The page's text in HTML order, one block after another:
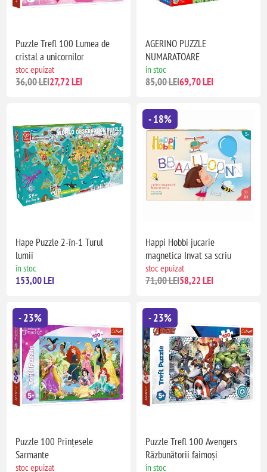
Puzzle Trefl 100 Lumea de
cristal a unicornilor
stoc epuizat
36,00 LEI27,72 LEI
AGERINO PUZZLE
NUMARATOARE
în stoc
85,00 LEI69,70 LEI
Hape Puzzle 2-în-1 Turul
lumii
în stoc
153,00 LEI
- 18%
Happi Hobbi jucarie
magnetica Invat sa scriu
stoc epuizat
71,00 LEI58,22 LEI
- 23%
Puzzle 100 Prințesele
Sarmante
stoc epuizat
- 23%
Puzzle Trefl 100 Avengers
Răzbunătorii faimoși
în stoc